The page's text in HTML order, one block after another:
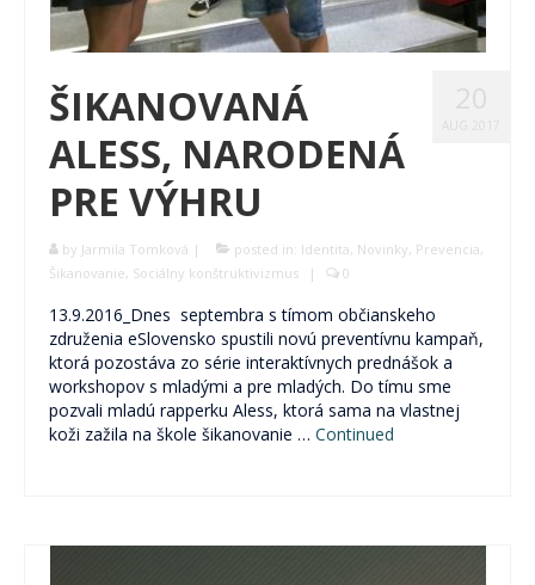
ŠIKANOVANÁ
ALESS, NARODENÁ
PRE VÝHRU
by Jarmila Tomková | posted in: Identita, Novinky, Prevencia,
Šikanovanie, Sociálny konštruktivizmus | 0
13.9.2016_Dnes septembra s tímom občianskeho
združenia eSlovensko spustili novú preventívnu kampaň,
ktorá pozostáva zo série interaktívnych prednášok a
workshopov s mladými a pre mladých. Do tímu sme
pozvali mladú rapperku Aless, ktorá sama na vlastnej
koži zažila na škole šikanovanie … Continued